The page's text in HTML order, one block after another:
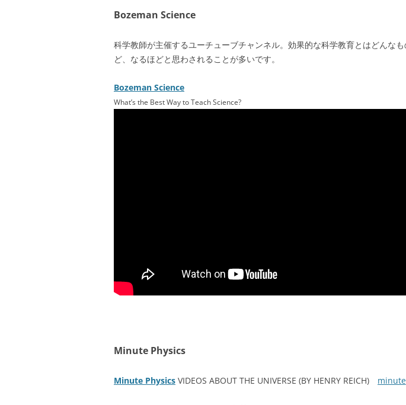
Bozeman Science
科学教師が主催するユーチューブチャンネル。効果的な科学教育とはどんな
ど、なるほどと思わされることが多いです。
Bozeman Science
What’s the Best Way to Teach Science?
Minute Physics
Minute Physics VIDEOS ABOUT THE UNIVERSE (BY HENRY REICH)